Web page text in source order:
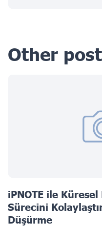
Other
iPNOTE ile
Sürecini
Düşürme